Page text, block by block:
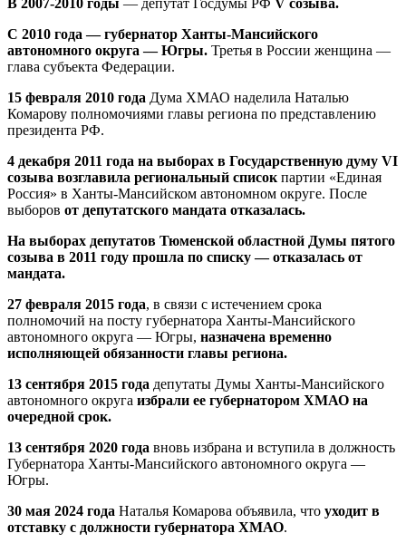
В 2007-2010 годы — депутат Госдумы РФ V созыва.
С 2010 года — губернатор Ханты-Мансийского
автономного округа — Югры. Третья в России женщина —
глава субъекта Федерации.
15 февраля 2010 года Дума ХМАО наделила Наталью
Комарову полномочиями главы региона по представлению
президента РФ.
4 декабря 2011 года на выборах в Государственную думу VI
созыва возглавила региональный список партии «Единая
Россия» в Ханты-Мансийском автономном округе. После
выборов от депутатского мандата отказалась.
На выборах депутатов Тюменской областной Думы пятого
созыва в 2011 году прошла по списку — отказалась от
мандата.
27 февраля 2015 года, в связи с истечением срока
полномочий на посту губернатора Ханты-Мансийского
автономного округа — Югры, назначена временно
исполняющей обязанности главы региона.
13 сентября 2015 года депутаты Думы Ханты-Мансийского
автономного округа избрали ее губернатором ХМАО на
очередной срок.
13 сентября 2020 года вновь избрана и вступила в должность
Губернатора Ханты-Мансийского автономного округа —
Югры.
30 мая 2024 года Наталья Комарова объявила, что уходит в
отставку с должности губернатора ХМАО.